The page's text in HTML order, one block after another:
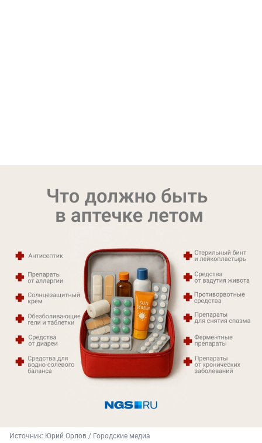
Источник: Юрий Орлов / Городские медиа